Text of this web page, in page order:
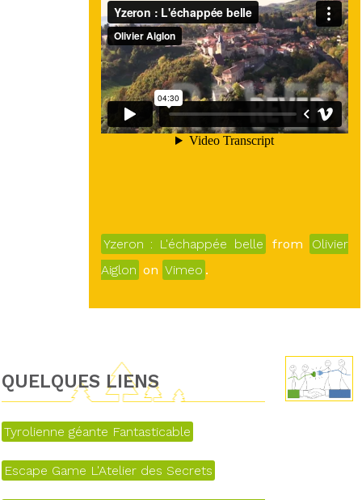
Yzeron : L'échappée belle from
Olivier
Aiglon on Vimeo .
QUELQUES LIENS
Tyrolienne géante Fantasticable
Escape Game L'Atelier des Secrets